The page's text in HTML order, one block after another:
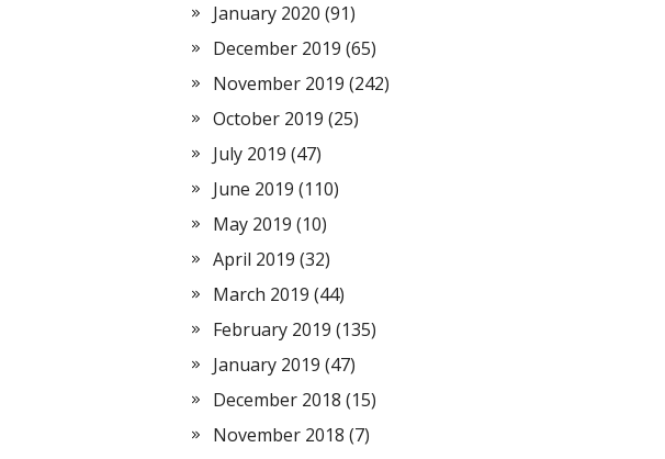
January 2020 (91)
December 2019 (65)
November 2019 (242)
October 2019 (25)
July 2019 (47)
June 2019 (110)
May 2019 (10)
April 2019 (32)
March 2019 (44)
February 2019 (135)
January 2019 (47)
December 2018 (15)
November 2018 (7)